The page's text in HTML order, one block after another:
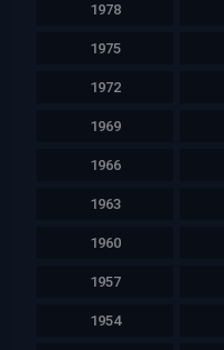
1978
1975
1972
1969
1966
1963
1960
1957
1954